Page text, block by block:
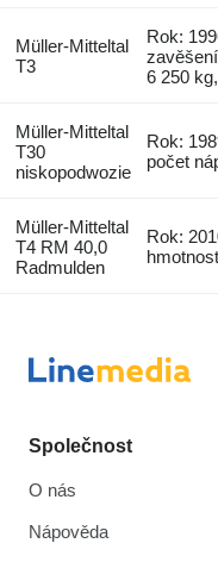
Müller-Mitteltal
T3
Rok:
6 250
Müller-Mitteltal
T30
niskopodwozie
Rok:
počet
Müller-Mitteltal
T4 RM 40,0
Radmulden
Rok:
Společnost
O nás
Nápověda